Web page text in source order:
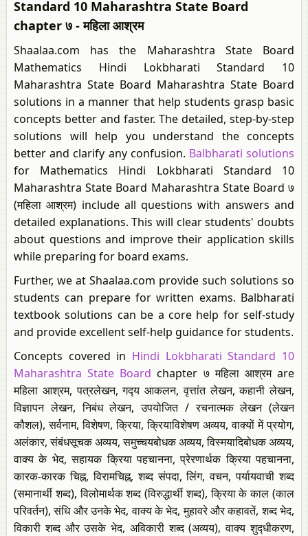
Standard 10 Maharashtra State Board
chapter ७ - महिला आश्रम
Shaalaa.com has the Maharashtra State Board
Mathematics Hindi Lokbharati Standard 10
Maharashtra State Board Maharashtra State Board
solutions in a manner that help students grasp basic
concepts better and faster. The detailed, step-by-step
solutions will help you understand the concepts
better and clarify any confusion. Balbharati solutions
for Mathematics Hindi Lokbharati Standard 10
Maharashtra State Board Maharashtra State Board ७
(महिला आश्रम) include all questions with answers and
detailed explanations. This will clear students' doubts
about questions and improve their application skills
while preparing for board exams.
Further, we at Shaalaa.com provide such solutions so
students can prepare for written exams. Balbharati
textbook solutions can be a core help for self-study
and provide excellent self-help guidance for students.
Concepts covered in Hindi Lokbharati Standard 10
Maharashtra State Board chapter ७ महिला आश्रम are
महिला आश्रम, पत्रलेखन, गद्‍य आकलन, वृत्तांत लेखन, कहानी लेखन,
विज्ञापन लेखन, निबंध लेखन, उपयोजित / रचनात्मक लेखन (लेखन
कौशल), सर्वनाम, विशेषण, क्रिया, क्रियाविशेषण अव्यय, वाक्‍यों में प्रयोग,
अलंकार, संबंधसूचक अव्यय, समुच्चयबोधक अव्यय, विस्‍मयादिबोधक अव्यय,
वाक्‍य के भेद, सहायक क्रिया पहचानना, प्रेरणार्थक क्रिया पहचानना,
कारक-कारक चिह्न, विरामचिह्न, शब्‍द संपदा, लिंग, वचन, पर्यायवाची शब्द
(समानार्थी शब्द)​​, विलोमार्थक शब्द (विरुद्धार्थी शब्द), क्रिया के काल (काल
परिवर्तन), संधि और उनके भेद, वाक्‍य के भेद, मुहावरे और कहावतें, शब्‍द भेद,
विकारी शब्‍द और उसके भेद, अविकारी शब्द (अव्यय), वाक्य शुद्‍धीकरण,